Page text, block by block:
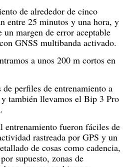
de alrededor de cinco
entre 25 minutos y una hora, y
un margen de error aceptable
GNSS multibanda activado.
a unos 200 m cortos en
perfiles de entrenamiento a
y también llevamos el Bip 3 Pro
entrenamiento fueron fáciles de
rastreada por GPS y un
de cosas como cadencia,
supuesto, zonas de